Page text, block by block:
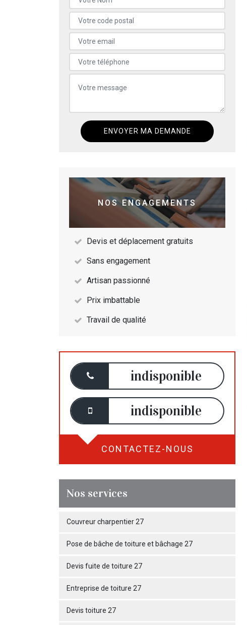
NOS ENGAGEMENTS
Devis et déplacement gratuits
Sans engagement
Artisan passionné
Prix imbattable
Travail de qualité
indisponible
indisponible
CONTACTEZ-NOUS
Nos services
Couvreur charpentier 27
Pose de bâche de toiture et bâchage 27
Devis fuite de toiture 27
Entreprise de toiture 27
Devis toiture 27